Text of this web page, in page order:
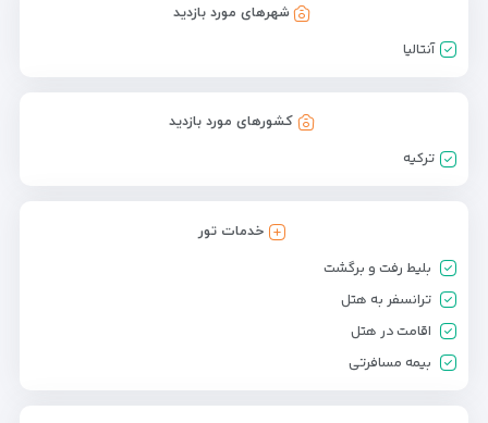
شهرهای مورد بازدید
آنتالیا
کشورهای مورد بازدید
ترکیه
خدمات تور
بلیط رفت و برگشت
ترانسفر به هتل
اقامت در هتل
بیمه مسافرتی